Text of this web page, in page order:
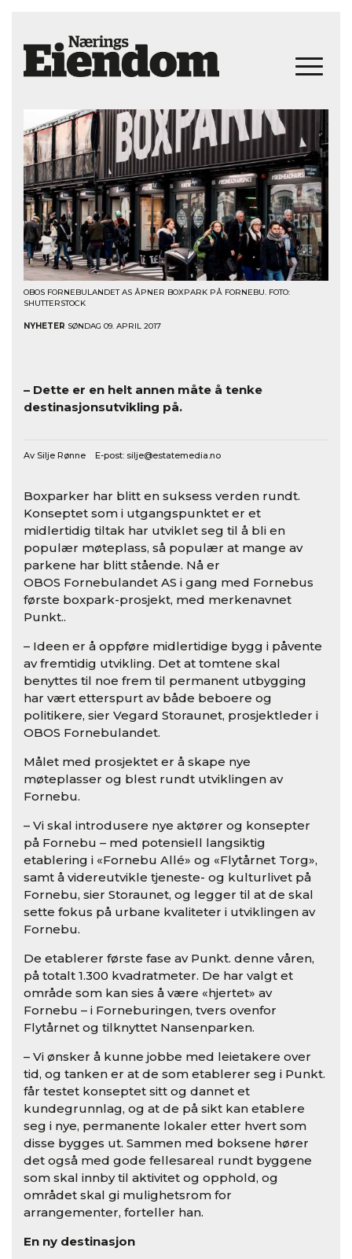
OBOS FORNEBULANDET AS ÅPNER BOXPARK PÅ FORNEBU. FOTO:
SHUTTERSTOCK
NYHETER SØNDAG 09. APRIL 2017
– Dette er en helt annen måte å tenke
destinasjonsutvikling på.
Av Silje Rønne E-post: silje@estatemedia.no
Boxparker har blitt en suksess verden rundt.
Konseptet som i utgangspunktet er et
midlertidig tiltak har utviklet seg til å bli en
populær møteplass, så populær at mange av
parkene har blitt stående. Nå er
OBOS Fornebulandet AS i gang med Fornebus
første boxpark-prosjekt, med merkenavnet
Punkt..
– Ideen er å oppføre midlertidige bygg i påvente
av fremtidig utvikling. Det at tomtene skal
benyttes til noe frem til permanent utbygging
har vært etterspurt av både beboere og
politikere, sier Vegard Storaunet, prosjektleder i
OBOS Fornebulandet.
Målet med prosjektet er å skape nye
møteplasser og blest rundt utviklingen av
Fornebu.
– Vi skal introdusere nye aktører og konsepter
på Fornebu – med potensiell langsiktig
etablering i «Fornebu Allé» og «Flytårnet Torg»,
samt å videreutvikle tjeneste- og kulturlivet på
Fornebu, sier Storaunet, og legger til at de skal
sette fokus på urbane kvaliteter i utviklingen av
Fornebu.
De etablerer første fase av Punkt. denne våren,
på totalt 1.300 kvadratmeter. De har valgt et
område som kan sies å være «hjertet» av
Fornebu – i Forneburingen, tvers ovenfor
Flytårnet og tilknyttet Nansenparken.
– Vi ønsker å kunne jobbe med leietakere over
tid, og tanken er at de som etablerer seg i Punkt.
får testet konseptet sitt og dannet et
kundegrunnlag, og at de på sikt kan etablere
seg i nye, permanente lokaler etter hvert som
disse bygges ut. Sammen med boksene hører
det også med gode fellesareal rundt byggene
som skal innby til aktivitet og opphold, og
området skal gi mulighetsrom for
arrangementer, forteller han.
En ny destinasjon